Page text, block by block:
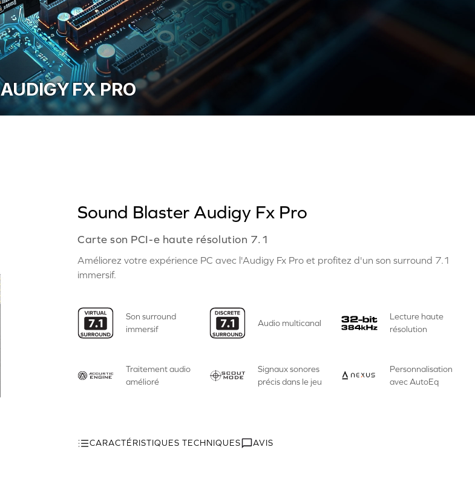
AUDIGY FX PRO
Sound Blaster Audigy Fx Pro
Carte son PCI-e haute résolution 7.1
Améliorez votre expérience PC avec l'Audigy Fx Pro et profitez d'un son surround 7.1
immersif.
Son surround
immersif
Audio multicanal
Lecture haute
résolution
Traitement audio
amélioré
Signaux sonores
précis dans le jeu
Personnalisation
avec AutoEq
CARACTÉRISTIQUES TECHNIQUES AVIS